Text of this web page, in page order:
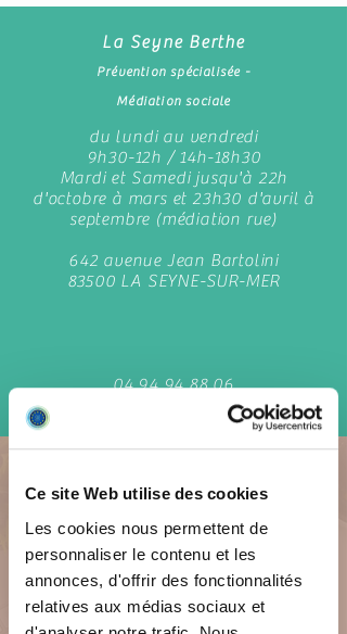
Ce site Web utilise des cookies
Les cookies nous permettent de
personnaliser le contenu et les
annonces, d'offrir des fonctionnalités
relatives aux médias sociaux et
La Seyne Berthe
Prévention spécialisée -
Médiation sociale
du lundi au vendredi
9h30-12h / 14h-18h30
Mardi et Samedi jusqu'à 22h
d'octobre à mars et 23h30 d'avril à
septembre (médiation rue)
642 avenue Jean Bartolini
83500 LA SEYNE-SUR-MER
04 94 94 88 06
Prévention spécialisée -
Hébergement - Accès logement
chantier Environnement
du lundi au vendredi
9h30-12h / 14h-18h30
Mardi et Samedi jusqu'à 22h